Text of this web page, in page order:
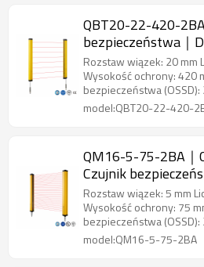
QBT20-22-420-
bezpieczeństwa｜
Rozstaw wiązek: 20 mm
Wysokość ochrony: 420
bezpieczeństwa (OSSD):
model:QBT20-22-420-
QM16-5-75-2BA｜
Czujnik
DADISICK
Rozstaw wiązek: 5 mm
Wysokość ochrony: 75
bezpieczeństwa (OSSD):
model:QM16-5-75-2BA